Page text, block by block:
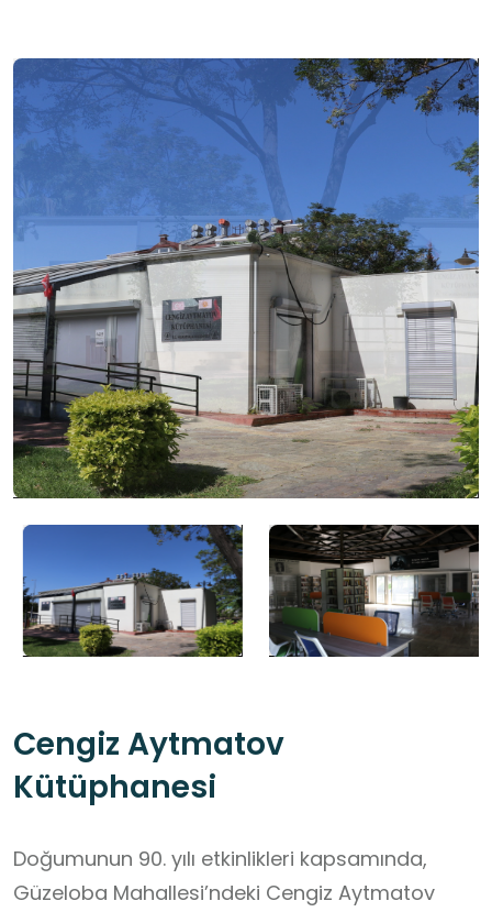
Cengiz Aytmatov
Kütüphanesi
Doğumunun 90. yılı etkinlikleri kapsamında,
Güzeloba Mahallesi’ndeki Cengiz Aytmatov